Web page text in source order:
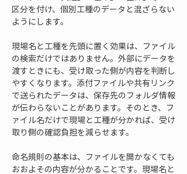
区分を付け、個別工種のデータと混ざらない
ようにします。
現場名と工種を先頭に置く効果は、ファイル
の検索だけではありません。外部にデータを
渡すときにも、受け取った側が内容を判断し
やすくなります。添付ファイルや共有リンク
で送られたデータは、保存先のフォルダ情報
が伝わらないことがあります。そのとき、フ
ァイル名だけで現場と工種が分かれば、受け
取り側の確認負担を減らせます。
命名規則の基本は、ファイルを開かなくても
おおよその内容が分かることです。現場名と